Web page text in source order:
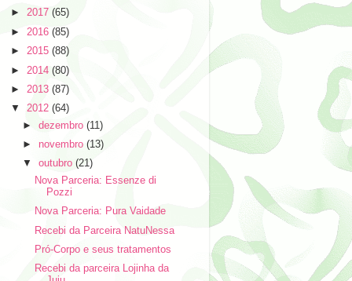
► 2017 (65)
► 2016 (85)
► 2015 (88)
► 2014 (80)
► 2013 (87)
▼ 2012 (64)
►dezembro(11)
► novembro(13)
▼outubro(21)
Nova Parceria: Essenze di
Pozzi
Nova Parceria: Pura Vaidade
Recebi da Parceira NatuNessa
Pró-Corpo e seus tratamentos
Recebi da parceira Lojinha da